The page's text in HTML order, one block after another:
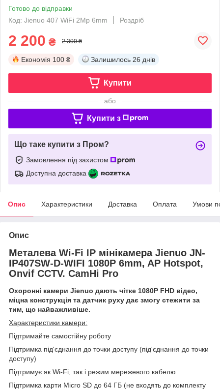
Готово до відправки
Код: Jienuo 407 WiFi 2Mp 6mm
Роздріб
2 200 ₴ 2 300 ₴
Економія 100 ₴ Залишилось 26 днів
Купити
або
Купити з
Що таке купити з Пром?
Замовлення під захистом
Доступна доставка
Опис Характеристики Доставка Оплата Умови
Опис
Металева Wi-Fi IP мінікамера Jienuo JN-
IP407SW-D-WIFI 1080P 6mm, AP Hotspot,
Onvif CCTV. CamHi Pro
Охоронні камери Jienuo дають чітке 1080P FHD відео,
міцна конструкція та датчик руху дає змогу стежити за
тим, що найважливіше.
Характеристики камери:
Підтримайте самостійну роботу
Підтримка під'єднання до точки доступу (під'єднання до точки
доступу)
Підтримує як Wi-Fi, так і режим мережевого кабелю
Підтримка карти Micro SD до 64 ГБ (не входять до комплекту